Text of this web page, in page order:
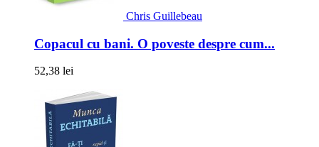
Chris Guillebeau
Copacul cu bani. O poveste despre cum...
52,38 lei